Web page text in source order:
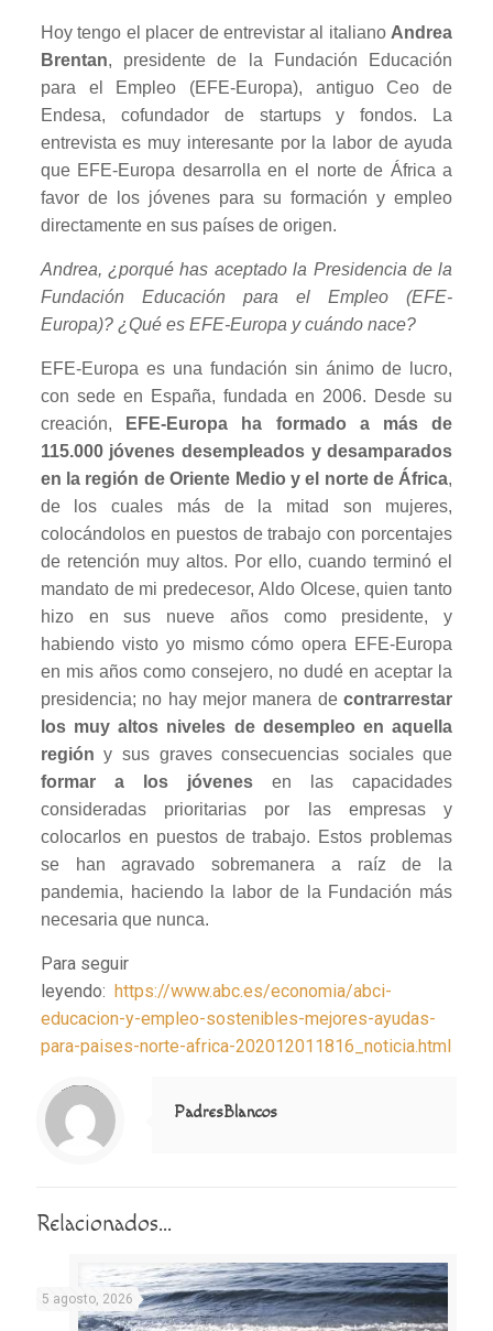
Hoy tengo el placer de entrevistar al italiano Andrea
Brentan, presidente de la Fundación Educación
para el Empleo (EFE-Europa), antiguo Ceo de
Endesa, cofundador de startups y fondos. La
entrevista es muy interesante por la labor de ayuda
que EFE-Europa desarrolla en el norte de África a
favor de los jóvenes para su formación y empleo
directamente en sus países de origen.
Andrea, ¿porqué has aceptado la Presidencia de la
Fundación Educación para el Empleo (EFE-
Europa)? ¿Qué es EFE-Europa y cuándo nace?
EFE-Europa es una fundación sin ánimo de lucro,
con sede en España, fundada en 2006. Desde su
creación,
EFE-Europa ha formado a más de
115.000 jóvenes desempleados y desamparados
en la región de Oriente Medio y el norte de África,
de los cuales más de la mitad son mujeres,
colocándolos en puestos de trabajo con porcentajes
de retención muy altos. Por ello, cuando terminó el
mandato de mi predecesor, Aldo Olcese, quien tanto
hizo en sus nueve años como presidente, y
habiendo visto yo mismo cómo opera EFE-Europa
en mis años como consejero, no dudé en aceptar la
presidencia; no hay mejor manera decontrarrestar
los muy altos niveles de desempleo en aquella
región y sus graves consecuencias sociales que
formar a los jóvenes en las capacidades
consideradas prioritarias por las empresas y
colocarlos en puestos de trabajo. Estos problemas
se han agravado sobremanera a raíz de la
pandemia, haciendo la labor de la Fundación más
necesaria que nunca.
Para seguir
leyendo: https://www.abc.es/economia/abci-
educacion-y-empleo-sostenibles-mejores-ayudas-
para-paises-norte-africa-202012011816_noticia.html
Notice
: Trying to access array offset on value of type null in
/home/misioner/public_html/padresblancos/themes/betheme/includes/content-single.php
on line
286
PadresBlancos
Relacionados...
5 agosto, 2026